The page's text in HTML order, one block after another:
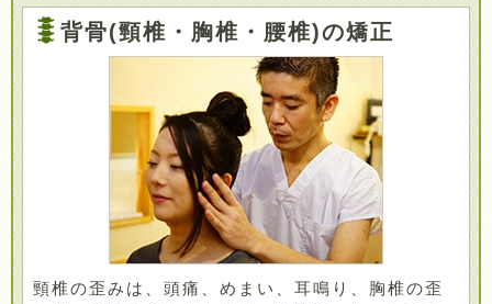
背骨(頸椎・胸椎・腰椎)の矯正
頸椎の歪みは、頭痛、めまい、耳鳴り、胸椎の歪